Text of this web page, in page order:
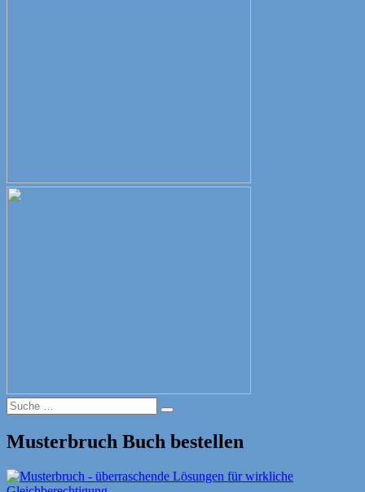
Suche
nach:
Suche
Musterbruch Buch bestellen